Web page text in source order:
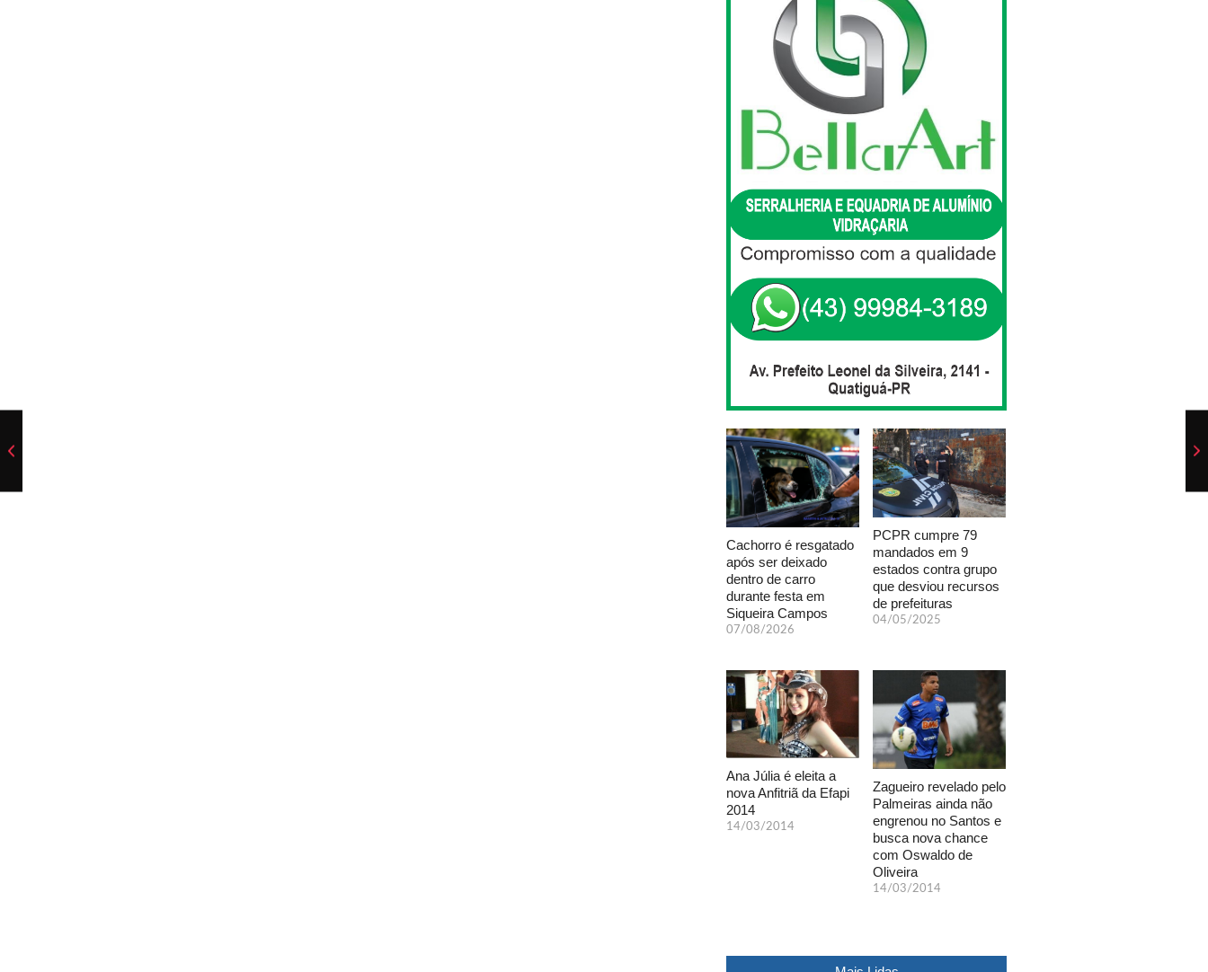
Cachorro é resgatado
após ser deixado
dentro de carro
durante festa em
Siqueira Campos
07/08/2026
PCPR cumpre 79
mandados em 9
estados contra grupo
que desviou recursos
de prefeituras
04/05/2025
Ana Júlia é eleita a
nova Anfitriã da Efapi
2014
14/03/2014
Zagueiro revelado pelo
Palmeiras ainda não
engrenou no Santos e
busca nova chance
com Oswaldo de
Oliveira
14/03/2014